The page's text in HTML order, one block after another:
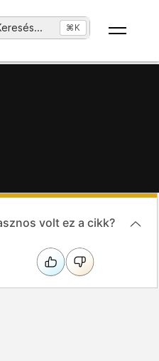
... ⌘K
volt ez a cikk?